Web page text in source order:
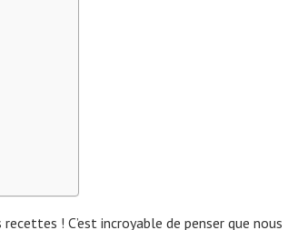
! C’est incroyable de penser que nous